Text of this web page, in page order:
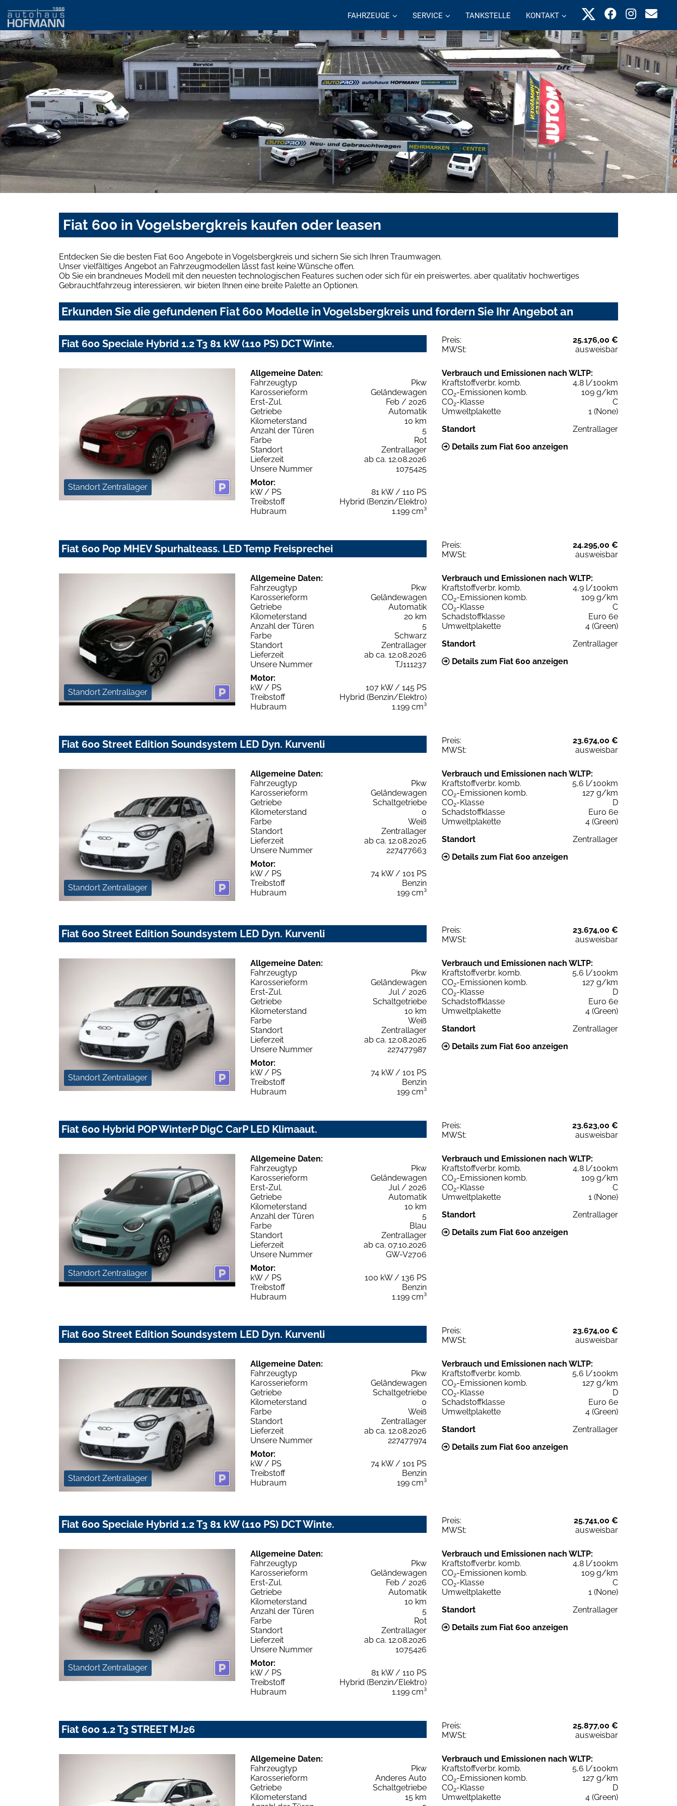
FAHRZEUGE SERVICE TANKSTELLE KONTAKT
Fiat 600 in Vogelsbergkreis kaufen oder leasen
Entdecken Sie die besten Fiat 600 Angebote in Vogelsbergkreis und sichern Sie sich Ihren Traumwagen.
Unser vielfältiges Angebot an Fahrzeugmodellen lässt fast keine Wünsche offen.
Ob Sie ein brandneues Modell mit den neuesten technologischen Features suchen oder sich für ein preiswertes, aber qualitativ hochwertiges
Gebrauchtfahrzeug interessieren, wir bieten Ihnen eine breite Palette an Optionen.
Erkunden Sie die gefundenen Fiat 600 Modelle in Vogelsbergkreis und fordern Sie Ihr Angebot an
Fiat 600 Speciale Hybrid 1.2 T3 81 kW (110 PS) DCT Winte. Preis:
25.176,00 €
MWSt:
ausweisbar
Standort Zentrallager
Allgemeine Daten:
Fahrzeugtyp
Pkw
Karosserieform
Geländewagen
Erst-Zul.
Feb / 2026
Getriebe
Automatik
Kilometerstand
10 km
Anzahl der Türen
5
Farbe
Rot
Standort
Zentrallager
Lieferzeit
ab ca. 12.08.2026
Unsere Nummer
1075425
Motor:
kW / PS
81 kW / 110 PS
Treibstoff
Hybrid (Benzin/Elektro)
Hubraum
1.199 cm³
Verbrauch und Emissionen nach WLTP:
Kraftstoffverbr. komb.
4,8 l/100km
CO2-Emissionen komb.
109 g/km
CO2-Klasse
C
Umweltplakette
1 (None)
Standort
Zentrallager
Details zum Fiat 600 anzeigen
Fiat 600 Pop MHEV Spurhalteass. LED Temp Freisprechei Preis:
24.295,00 €
MWSt:
ausweisbar
Standort Zentrallager
Allgemeine Daten:
Fahrzeugtyp
Pkw
Karosserieform
Geländewagen
Getriebe
Automatik
Kilometerstand
20 km
Anzahl der Türen
5
Farbe
Schwarz
Standort
Zentrallager
Lieferzeit
ab ca. 12.08.2026
Unsere Nummer
TJ111237
Motor:
kW / PS
107 kW / 145 PS
Treibstoff
Hybrid (Benzin/Elektro)
Hubraum
1.199 cm³
Verbrauch und Emissionen nach WLTP:
Kraftstoffverbr. komb.
4,9 l/100km
CO2-Emissionen komb.
109 g/km
CO2-Klasse
C
Schadstoffklasse
Euro 6e
Umweltplakette
4 (Green)
Standort
Zentrallager
Details zum Fiat 600 anzeigen
Fiat 600 Street Edition Soundsystem LED Dyn. Kurvenli Preis:
23.674,00 €
MWSt:
ausweisbar
Standort Zentrallager
Allgemeine Daten:
Fahrzeugtyp
Pkw
Karosserieform
Geländewagen
Getriebe
Schaltgetriebe
Kilometerstand
0
Farbe
Weiß
Standort
Zentrallager
Lieferzeit
ab ca. 12.08.2026
Unsere Nummer
227477663
Motor:
kW / PS
74 kW / 101 PS
Treibstoff
Benzin
Hubraum
199 cm³
Verbrauch und Emissionen nach WLTP:
Kraftstoffverbr. komb.
5,6 l/100km
CO2-Emissionen komb.
127 g/km
CO2-Klasse
D
Schadstoffklasse
Euro 6e
Umweltplakette
4 (Green)
Standort
Zentrallager
Details zum Fiat 600 anzeigen
Fiat 600 Street Edition Soundsystem LED Dyn. Kurvenli Preis:
23.674,00 €
MWSt:
ausweisbar
Standort Zentrallager
Allgemeine Daten:
Fahrzeugtyp
Pkw
Karosserieform
Geländewagen
Erst-Zul.
Jul / 2026
Getriebe
Schaltgetriebe
Kilometerstand
10 km
Farbe
Weiß
Standort
Zentrallager
Lieferzeit
ab ca. 12.08.2026
Unsere Nummer
227477987
Motor:
kW / PS
74 kW / 101 PS
Treibstoff
Benzin
Hubraum
199 cm³
Verbrauch und Emissionen nach WLTP:
Kraftstoffverbr. komb.
5,6 l/100km
CO2-Emissionen komb.
127 g/km
CO2-Klasse
D
Schadstoffklasse
Euro 6e
Umweltplakette
4 (Green)
Standort
Zentrallager
Details zum Fiat 600 anzeigen
Fiat 600 Hybrid POP WinterP DigC CarP LED Klimaaut. Preis:
23.623,00 €
MWSt:
ausweisbar
Standort Zentrallager
Allgemeine Daten:
Fahrzeugtyp
Pkw
Karosserieform
Geländewagen
Erst-Zul.
Jul / 2026
Getriebe
Automatik
Kilometerstand
10 km
Anzahl der Türen
5
Farbe
Blau
Standort
Zentrallager
Lieferzeit
ab ca. 07.10.2026
Unsere Nummer
GW-V2706
Motor:
kW / PS
100 kW / 136 PS
Treibstoff
Benzin
Hubraum
1.199 cm³
Verbrauch und Emissionen nach WLTP:
Kraftstoffverbr. komb.
4,8 l/100km
CO2-Emissionen komb.
109 g/km
CO2-Klasse
C
Umweltplakette
1 (None)
Standort
Zentrallager
Details zum Fiat 600 anzeigen
Fiat 600 Street Edition Soundsystem LED Dyn. Kurvenli Preis:
23.674,00 €
MWSt:
ausweisbar
Standort Zentrallager
Allgemeine Daten:
Fahrzeugtyp
Pkw
Karosserieform
Geländewagen
Getriebe
Schaltgetriebe
Kilometerstand
0
Farbe
Weiß
Standort
Zentrallager
Lieferzeit
ab ca. 12.08.2026
Unsere Nummer
227477974
Motor:
kW / PS
74 kW / 101 PS
Treibstoff
Benzin
Hubraum
199 cm³
Verbrauch und Emissionen nach WLTP:
Kraftstoffverbr. komb.
5,6 l/100km
CO2-Emissionen komb.
127 g/km
CO2-Klasse
D
Schadstoffklasse
Euro 6e
Umweltplakette
4 (Green)
Standort
Zentrallager
Details zum Fiat 600 anzeigen
Fiat 600 Speciale Hybrid 1.2 T3 81 kW (110 PS) DCT Winte. Preis:
25.741,00 €
MWSt:
ausweisbar
Standort Zentrallager
Allgemeine Daten:
Fahrzeugtyp
Pkw
Karosserieform
Geländewagen
Erst-Zul.
Feb / 2026
Getriebe
Automatik
Kilometerstand
10 km
Anzahl der Türen
5
Farbe
Rot
Standort
Zentrallager
Lieferzeit
ab ca. 12.08.2026
Unsere Nummer
1075426
Motor:
kW / PS
81 kW / 110 PS
Treibstoff
Hybrid (Benzin/Elektro)
Hubraum
1.199 cm³
Verbrauch und Emissionen nach WLTP:
Kraftstoffverbr. komb.
4,8 l/100km
CO2-Emissionen komb.
109 g/km
CO2-Klasse
C
Umweltplakette
1 (None)
Standort
Zentrallager
Details zum Fiat 600 anzeigen
Fiat 600 1.2 T3 STREET MJ26 Preis:
25.877,00 €
MWSt:
ausweisbar
Allgemeine Daten:
Fahrzeugtyp
Pkw
Karosserieform
Anderes Auto
Getriebe
Schaltgetriebe
Kilometerstand
15 km
Verbrauch und Emissionen nach WLTP:
Kraftstoffverbr. komb.
5,6 l/100km
CO2-Emissionen komb.
127 g/km
CO2-Klasse
D
Umweltplakette
4 (Green)